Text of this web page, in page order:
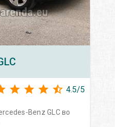
4.5/5
Benz GLC во